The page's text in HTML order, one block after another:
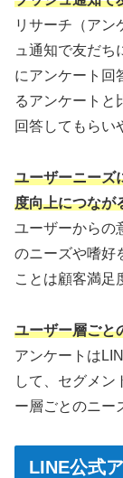
リサーチ（アン
ュ通知で友だち
にアンケート回
るアンケートと
回答してもらい
ユーザーニーズ
度向上につなが
ユーザーからの
のニーズや嗜好
ことは顧客満足
ユーザー層ごと
アンケートは
して、セグメン
ー層ごとのニー
LINE公式